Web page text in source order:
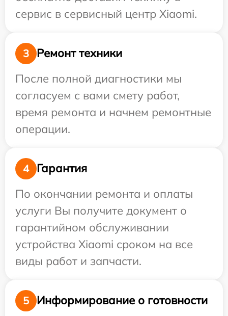
сервис в сервисный центр Xiaomi.
3
Ремонт техники
После полной диагностики мы
согласуем с вами смету работ,
время ремонта и начнем ремонтные
операции.
4
Гарантия
По окончании ремонта и оплаты
услуги Вы получите документ о
гарантийном обслуживании
устройства Xiaomi сроком на все
виды работ и запчасти.
5
Информирование о готовности